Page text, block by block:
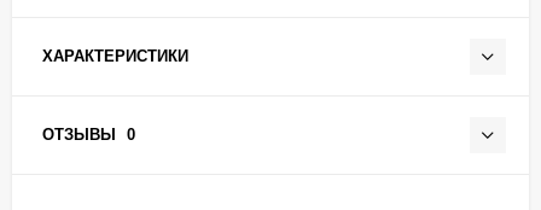
ХАРАКТЕРИСТИКИ
ОТЗЫВЫ 0